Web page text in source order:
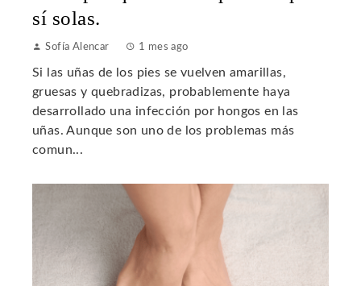
sí solas.
Sofía Alencar 1 mes ago
Si las uñas de los pies se vuelven amarillas,
gruesas y quebradizas, probablemente haya
desarrollado una infección por hongos en las
uñas. Aunque son uno de los problemas más
comun...